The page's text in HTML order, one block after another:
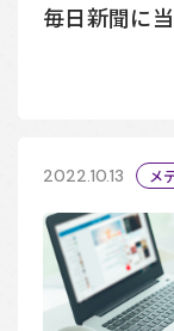
毎日新聞に
2022.10.13 メ